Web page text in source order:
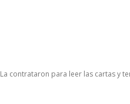
La contrataron para leer las cartas y